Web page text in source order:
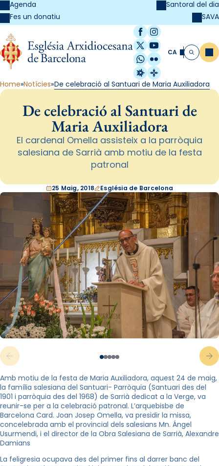
Agenda
Fes un donatiu
Santoral del dia
SAVA
Facebook
Instagram
X / Twitter
YouTube
WhatsApp
Flickr
Radio Estel
Catalunya
CA Cerca
Home Notícies De celebració al Santuari de Maria Auxiliadora
De celebració al Santuari de
Maria Auxiliadora
El cardenal Omella assisteix a la parròquia
salesiana de Sarrià amb motiu de la festa
patronal
25 Maig, 2018 Església de Barcelona
Amb motiu de la festa de Maria Auxiliadora, aquest 24 de maig,
la família salesiana del Santuari- Parròquia (Santuari des del
1901 i parròquia des del 1968) de Sarrià dedicat a la Verge, va
reunir-se per a la celebració patronal. L’arquebisbe de
Barcelona Card. Joan Josep Omella, va presidir la missa,
concelebrada amb el provincial dels salesians Mn. Ángel
Usurmendi, i el director de la Obra Salesiana de Sarrià, Alexandre
Damians
La feligresia ocupava des del primer fins al darrer banc del